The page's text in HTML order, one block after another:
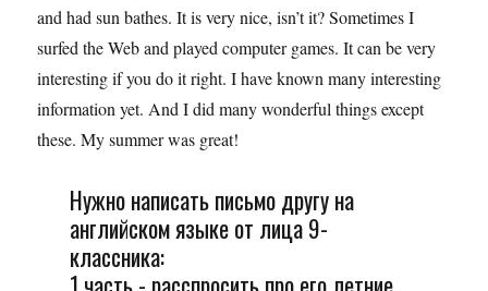
and had sun bathes. It is very nice, isn’t it? Sometimes I
surfed the Web and played computer games. It can be very
interesting if you do it right. I have known many interesting
information yet. And I did many wonderful things except
these. My summer was great!
Нужно написать письмо другу на
английском языке от лица 9-
классника: